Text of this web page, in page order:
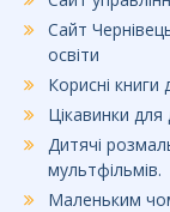
Сайт
освіти
Корисні книги
Цікавинки для
Дитячі
мультфільмів.
Маленьким